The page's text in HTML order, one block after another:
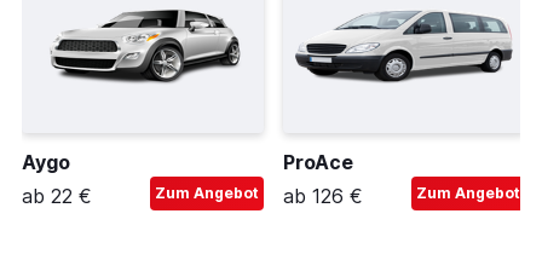
Aygo
ab 22 €
Zum Angebot
ProAce
ab 126 €
Zum Angebot